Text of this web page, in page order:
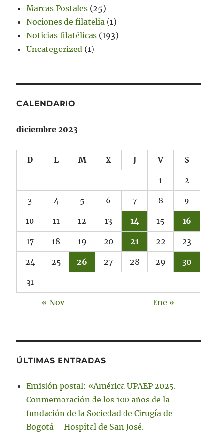
Marcas Postales (25)
Nociones de filatelia (1)
Noticias filatélicas (193)
Uncategorized (1)
CALENDARIO
diciembre 2023
D L M X J V S
1 2
3 4 5 6 7 8 9
10 11 12 13 14 15 16
17 18 19 20 21 22 23
24 25 26 27 28 29 30
31
« Nov Ene »
ÚLTIMAS ENTRADAS
Emisión postal: «América UPAEP 2025.
Conmemoración de los 100 años de la
fundación de la Sociedad de Cirugía de
Bogotá – Hospital de San José.